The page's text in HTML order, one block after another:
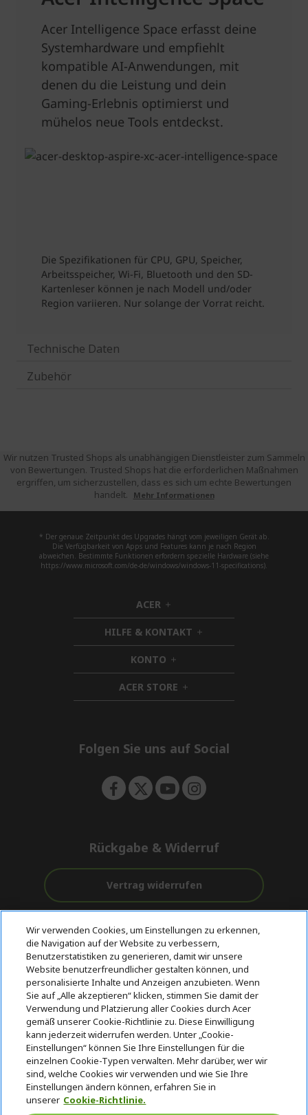
Technische Daten
Zubehör
Wir nutzen Trusted Shops als unabhängigen Dienstleister zum Sammeln
von Bewertungen. Trusted Shops hat die erforderlichen Maßnahmen
ergriffen, um sicherzustellen, dass es sich um echte Bewertungen
handelt.
Mehr Informationen
* Der genaue Zeitpunkt des Upgrades hängt vom jeweiligen Gerät ab.
Die Verfügbarkeit von Apps und Features kann je nach Region
abweichen. Bestimmte Funktionen erfordern spezielle Hardware (siehe
https://www.microsoft.com/de-de/windows/windows-11-specifications).
ACER h
i
d
d
e
n
HILFE & KONTAKT h
i
d
n
KONTO h
i
d
d
ACER STORE h
i
e
Folgen Sie uns auf Social
Rückgabe & Widerruf
Vertrag widerrufen
Kostenloser
Versand
vor und nach
dem Kauf
Zahlung
© 2026 Acer Inc.
CPYou BV ist der autorisierte Wiederverkäufer und Händler der
Produkte und Dienstleistungen, die in diesem Shop angeboten
werden.
Wir verwenden Cookies, um Einstellungen zu erkennen,
die Navigation auf der Website zu verbessern,
Benutzerstatistiken zu generieren, damit wir unsere
Website benutzerfreundlicher gestalten können, und
personalisierte Inhalte und Anzeigen anzubieten. Wenn
Sie auf „Alle akzeptieren“ klicken, stimmen Sie damit der
Verwendung und Platzierung aller Cookies durch Acer
gemäß unserer Cookie-Richtlinie zu. Diese Einwilligung
kann jederzeit widerrufen werden. Unter „Cookie-
Einstellungen“ können Sie Ihre Einstellungen für die
einzelnen Cookie-Typen verwalten. Mehr darüber, wer wir
sind, welche Cookies wir verwenden und wie Sie Ihre
Einstellungen ändern können, erfahren Sie in
unserer Cookie-Richtlinie.